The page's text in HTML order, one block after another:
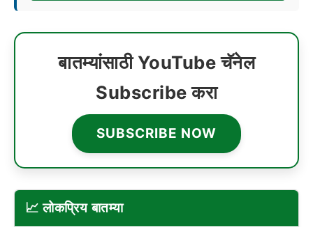
बातम्यांसाठी YouTube चॅनेल
Subscribe करा
SUBSCRIBE NOW
📈 लोकप्रिय बातम्या